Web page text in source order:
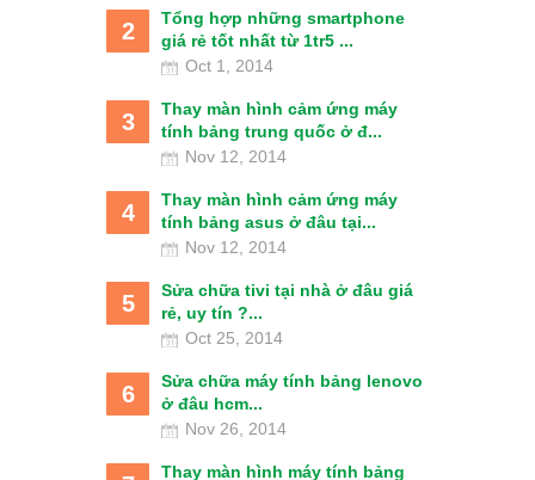
2
Tổng hợp những smartphone
giá rẻ tốt nhất từ 1tr5 ...
Oct 1, 2014
3
Thay màn hình cảm ứng máy
tính bảng trung quốc ở đ...
Nov 12, 2014
4
Thay màn hình cảm ứng máy
tính bảng asus ở đâu tại...
Nov 12, 2014
5
Sửa chữa tivi tại nhà ở đâu giá
rẻ, uy tín ?...
Oct 25, 2014
6
Sửa chữa máy tính bảng lenovo
ở đâu hcm...
Nov 26, 2014
Thay màn hình máy tính bảng